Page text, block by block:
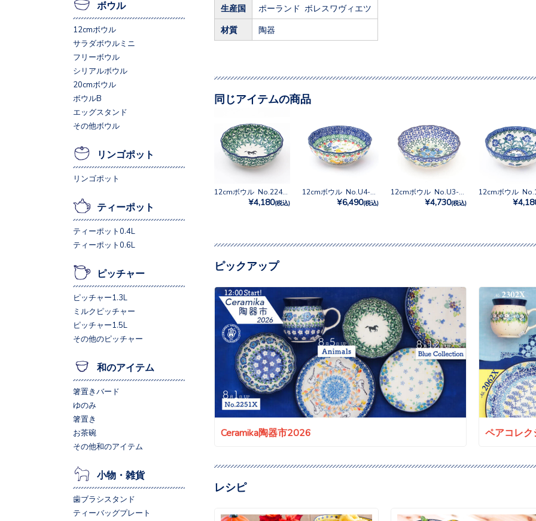
生産国 ポーランド ボレスワヴィエツ
材質 陶器
同じアイテムの商品
12cmボウル No.2241X
¥4,180(税込) ¥6,490(税込)
12cmボウル No.U3-2194
¥4,730(税込)
ピックアップ
Ceramika陶器市2026 ペアコレ
レシピ
ボウル
12cmボウル
サラダボウルミニ
フリーボウル
シリアルボウル
20cmボウル
ボウルB
エッグスタンド
その他ボウル
リンゴポット
リンゴポット
ティーポット
ティーポット0.4L
ティーポット0.6L
ピッチャー
ピッチャー1.3L
ミルクピッチャー
ピッチャー1.5L
その他のピッチャー
和のアイテム
箸置きバード
ゆのみ
箸置き
お茶碗
その他和のアイテム
小物・雑貨
歯ブラシスタンド
ティーバッグプレート